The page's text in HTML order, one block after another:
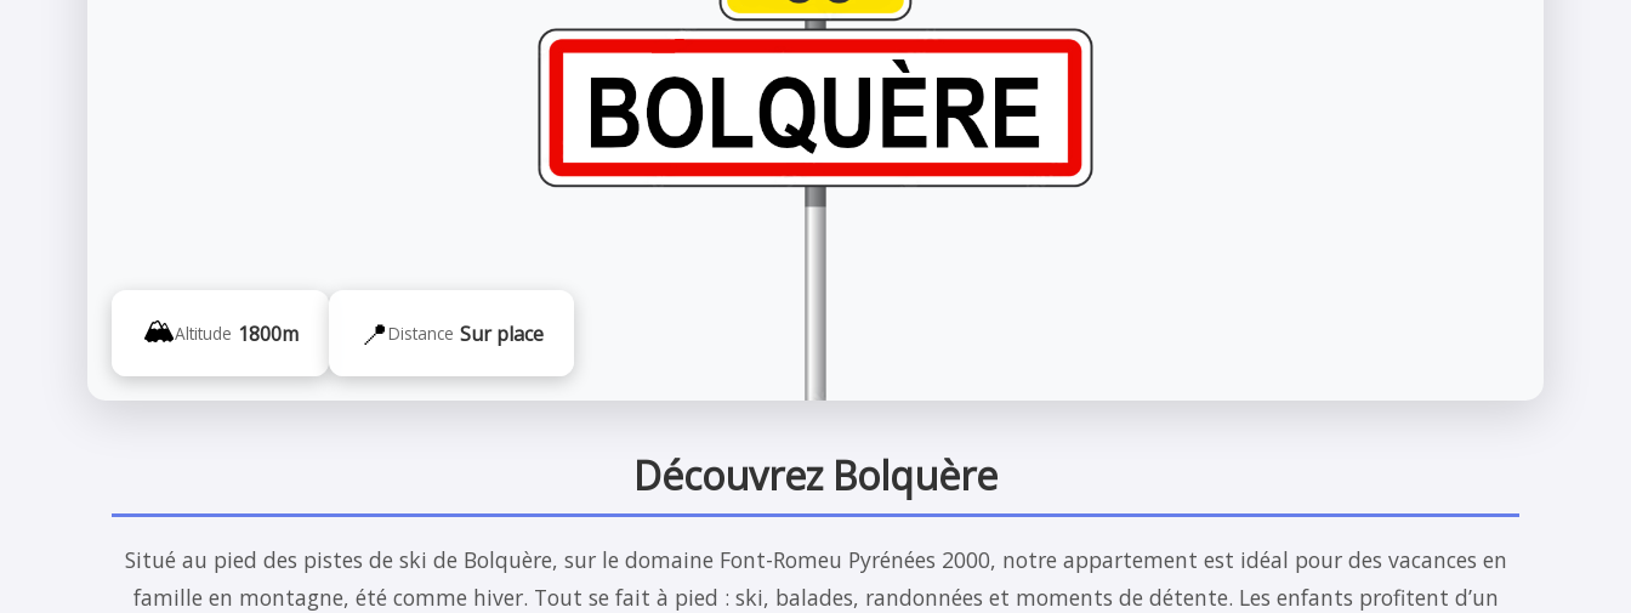
🏔️Altitude 1800m 📍Distance Sur place
Découvrez Bolquère
Situé au pied des pistes de ski de Bolquère, sur le domaine Font-Romeu Pyrénées 2000, notre appartement est idéal pour des vacances en
famille en montagne, été comme hiver. Tout se fait à pied : ski, balades, randonnées et moments de détente. Les enfants profitent d’un